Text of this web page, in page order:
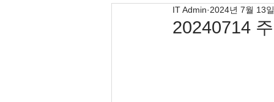
20240714
IT Admin 2024년 7월 13일